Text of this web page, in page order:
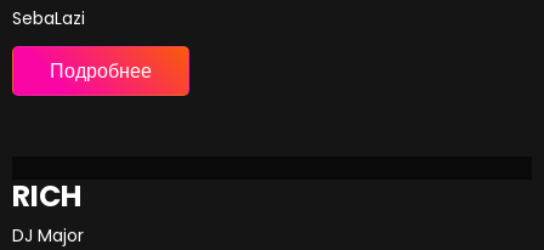
SebaLazi
Подробнее
RICH
DJ Major